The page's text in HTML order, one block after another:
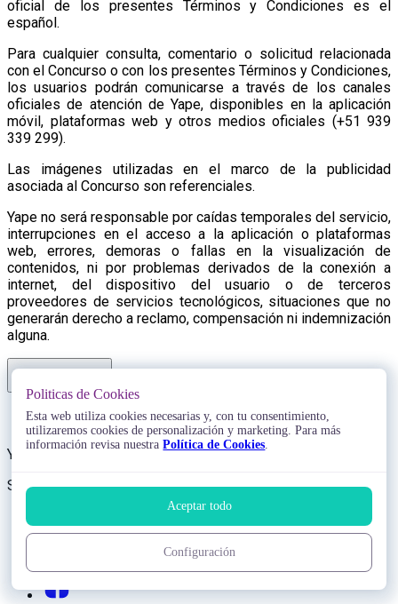
Politicas de Cookies
Esta web utiliza cookies necesarias y, con tu consentimiento,
utilizaremos cookies de personalización y marketing. Para más
información revisa nuestraPolítica de Cookies.
Aceptar todo
Configuración
oficial de los presentes Términos y Condiciones es el
español.
Para cualquier consulta, comentario o solicitud relacionada
con el Concurso o con los presentes Términos y Condiciones,
los usuarios podrán comunicarse a través de los canales
oficiales de atención de Yape, disponibles en la aplicación
móvil, plataformas web y otros medios oficiales (+51 939
339 299).
Las imágenes utilizadas en el marco de la publicidad
asociada al Concurso son referenciales.
Yape no será responsable por caídas temporales del servicio,
interrupciones en el acceso a la aplicación o plataformas
web, errores, demoras o fallas en la visualización de
contenidos, ni por problemas derivados de la conexión a
internet, del dispositivo del usuario o de terceros
proveedores de servicios tecnológicos, situaciones que no
generarán derecho a reclamo, compensación ni indemnización
alguna.
Trabaja con nosotros
Yape
Síguenos en: